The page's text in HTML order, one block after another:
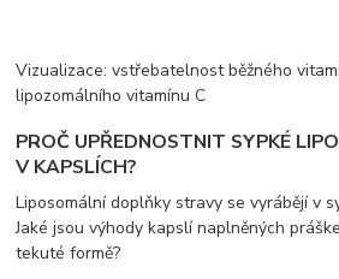
Vizualizace: vstřebatelnost běžného
lipozomálního vitamínu C
PROČ UPŘEDNOSTNIT SYPKÉ
V KAPSLÍCH?
Liposomální doplňky stravy se vyrábějí v
Jaké jsou výhody kapslí naplněných
tekuté formě?